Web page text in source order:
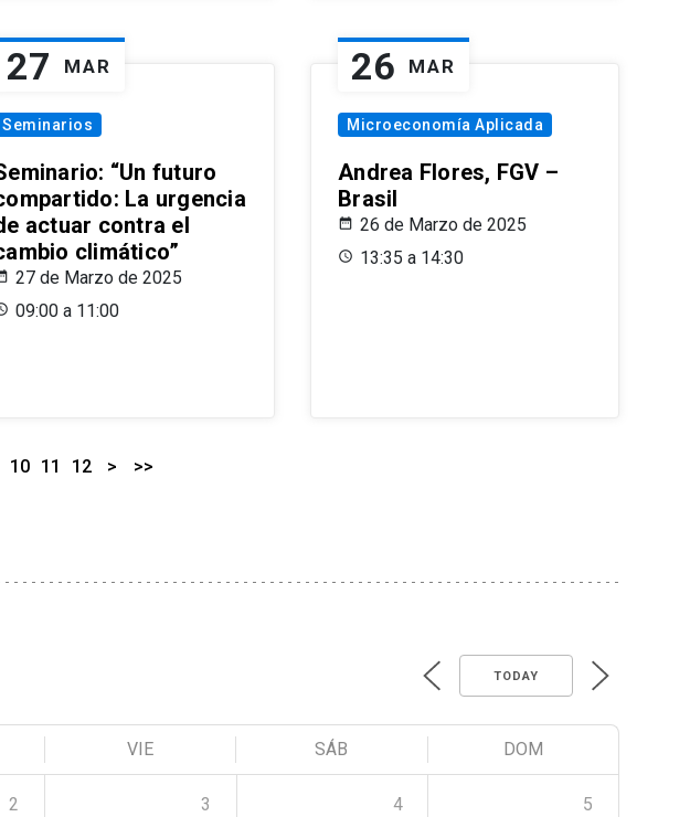
27 MAR
Seminarios
“Un futuro
La urgencia
actuar contra el
climático”
27 de Marzo de 2025
09:00 a 11:00
26 MAR
Microeconomía Aplicada
Andrea Flores, FGV –
Brasil
26 de Marzo de 2025
13:35 a 14:30
10 11 12 > >>
TODAY
VIE SÁB DOM
2 3 4 5